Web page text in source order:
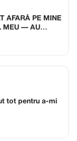
AFARĂ PE MINE
MEU — AU
tot pentru a-mi